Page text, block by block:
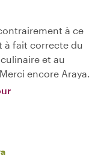
à ce
à fait correcte du
et au
encore Araya.